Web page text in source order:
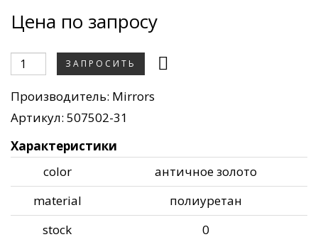
Цена по запросу
ЗАПРОСИТЬ
Производитель: Mirrors
Артикул: 507502-31
Характеристики
color
античное золото
material
полиуретан
stock
0